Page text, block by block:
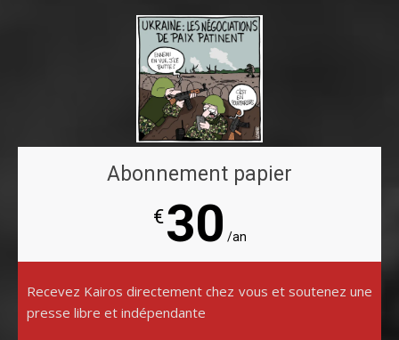
Abonnement papier
€30 /an
Recevez Kairos directement chez vous et soutenez une
presse libre et indépendante